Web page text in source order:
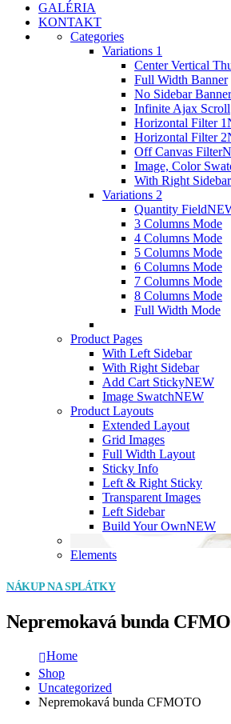
GALÉRIA
KONTAKT
Categories
Variations 1
Center Vertical
Full Width Banner
No Sidebar Banner
Infinite Ajax Scroll
Horizontal Filter 1
Horizontal Filter 2
Off Canvas Filter
Image, Color
With Right Sidebar
Variations 2
Quantity Field
3 Columns Mode
4 Columns Mode
5 Columns Mode
6 Columns Mode
7 Columns Mode
8 Columns Mode
Full Width Mode
Product Pages
With Left Sidebar
With Right Sidebar
Add Cart StickyNEW
Image SwatchNEW
Product Layouts
Extended Layout
Grid Images
Full Width Layout
Sticky Info
Left & Right Sticky
Transparent Images
Left Sidebar
Build Your OwnNEW
Elements
NÁKUP NA SPLÁTKY
Nepremokavá bunda
Home
Shop
Uncategorized
Nepremokavá bunda CFMOTO